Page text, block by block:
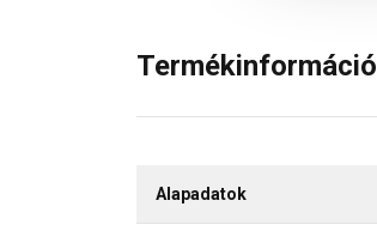
Termékinformáció
Alapadatok